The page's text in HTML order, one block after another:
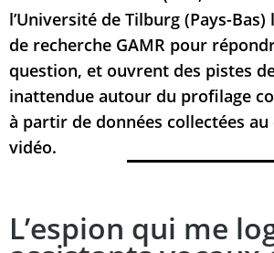
l’Université de Tilburg (Pays-
de recherche GAMR pour
question, et ouvrent des pistes
inattendue autour du profilage
à partir de données collectées
vidéo.
L’espion qui me